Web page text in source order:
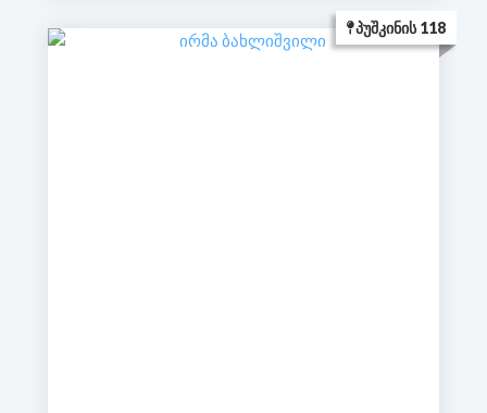
ᲞᲣᲨᲙᲘᲜᲘᲡ 118